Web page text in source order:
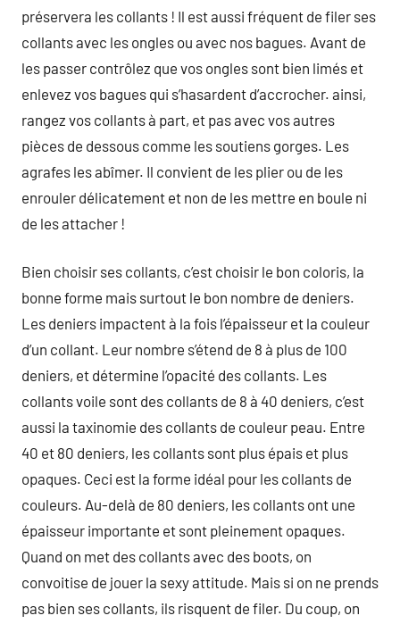
préservera les collants ! Il est aussi fréquent de filer ses
collants avec les ongles ou avec nos bagues. Avant de
les passer contrôlez que vos ongles sont bien limés et
enlevez vos bagues qui s’hasardent d’accrocher. ainsi,
rangez vos collants à part, et pas avec vos autres
pièces de dessous comme les soutiens gorges. Les
agrafes les abîmer. Il convient de les plier ou de les
enrouler délicatement et non de les mettre en boule ni
de les attacher !
Bien choisir ses collants, c’est choisir le bon coloris, la
bonne forme mais surtout le bon nombre de deniers.
Les deniers impactent à la fois l’épaisseur et la couleur
d’un collant. Leur nombre s’étend de 8 à plus de 100
deniers, et détermine l’opacité des collants. Les
collants voile sont des collants de 8 à 40 deniers, c’est
aussi la taxinomie des collants de couleur peau. Entre
40 et 80 deniers, les collants sont plus épais et plus
opaques. Ceci est la forme idéal pour les collants de
couleurs. Au-delà de 80 deniers, les collants ont une
épaisseur importante et sont pleinement opaques.
Quand on met des collants avec des boots, on
convoitise de jouer la sexy attitude. Mais si on ne prends
pas bien ses collants, ils risquent de filer. Du coup, on